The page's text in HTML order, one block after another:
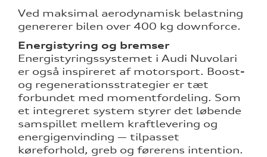
Ved maksimal aerodynamisk belastning
genererer bilen over 400 kg downforce.
Energistyring og bremser
Energistyringssystemet i Audi Nuvolari
er også inspireret af motorsport. Boost-
og regenerationsstrategier er tæt
forbundet med momentfordeling. Som
et integreret system styrer det løbende
samspillet mellem kraftlevering og
energigenvinding — tilpasset
køreforhold, greb og førerens intention.